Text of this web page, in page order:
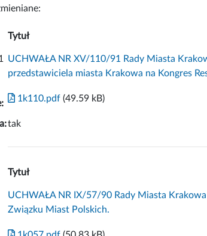
Tytuł
UCHWAŁA NR XV/110/91 Rady Miasta
przedstawiciela miasta Krakowa na Kongres
1k110.pdf (49.59 kB)
tak
Tytuł
UCHWAŁA NR IX/57/90 Rady Miasta
Związku Miast Polskich.